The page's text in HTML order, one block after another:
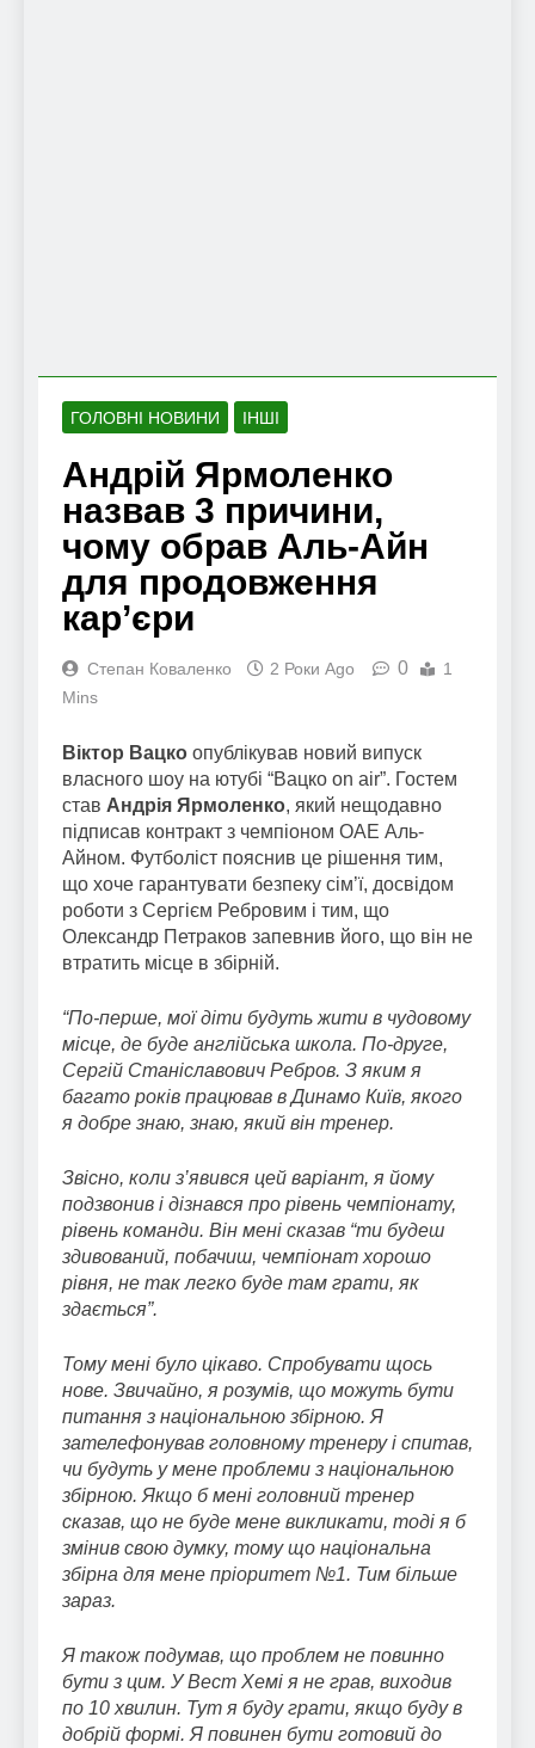
ГОЛОВНІ НОВИНИ ІНШІ
Андрій Ярмоленко
назвав 3 причини,
чому обрав Аль-Айн
для продовження
кар’єри
Степан Коваленко 2 Роки Ago 0
1
Mins
Віктор Вацко опублікував новий випуск
власного шоу на ютубі “Вацко on air”. Гостем
став Андрія Ярмоленко, який нещодавно
підписав контракт з чемпіоном ОАЕ Аль-
Айном. Футболіст пояснив це рішення тим,
що хоче гарантувати безпеку сім’ї, досвідом
роботи з Сергієм Ребровим і тим, що
Олександр Петраков запевнив його, що він не
втратить місце в збірній.
“По-перше, мої діти будуть жити в чудовому
місце, де буде англійська школа. По-друге,
Сергій Станіславович Ребров. З яким я
багато років працював в Динамо Київ, якого
я добре знаю, знаю, який він тренер.
Звісно, коли з’явився цей варіант, я йому
подзвонив і дізнався про рівень чемпіонату,
рівень команди. Він мені сказав “ти будеш
здивований, побачиш, чемпіонат хорошо
рівня, не так легко буде там грати, як
здається”.
Тому мені було цікаво. Спробувати щось
нове. Звичайно, я розумів, що можуть бути
питання з національною збірною. Я
зателефонував головному тренеру і спитав,
чи будуть у мене проблеми з національною
збірною. Якщо б мені головний тренер
сказав, що не буде мене викликати, тоді я б
змінив свою думку, тому що національна
збірна для мене пріоритет №1. Тим більше
зараз.
Я також подумав, що проблем не повинно
бути з цим. У Вест Хемі я не грав, виходив
по 10 хвилин. Тут я буду грати, якщо буду в
добрій формі. Я повинен бути готовий до